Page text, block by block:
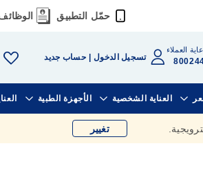
حمّل التطبيق
العملاء
تسجيل الدخول حساب جديد
العناية الشخصية الأجهزة الطبية
تغيير